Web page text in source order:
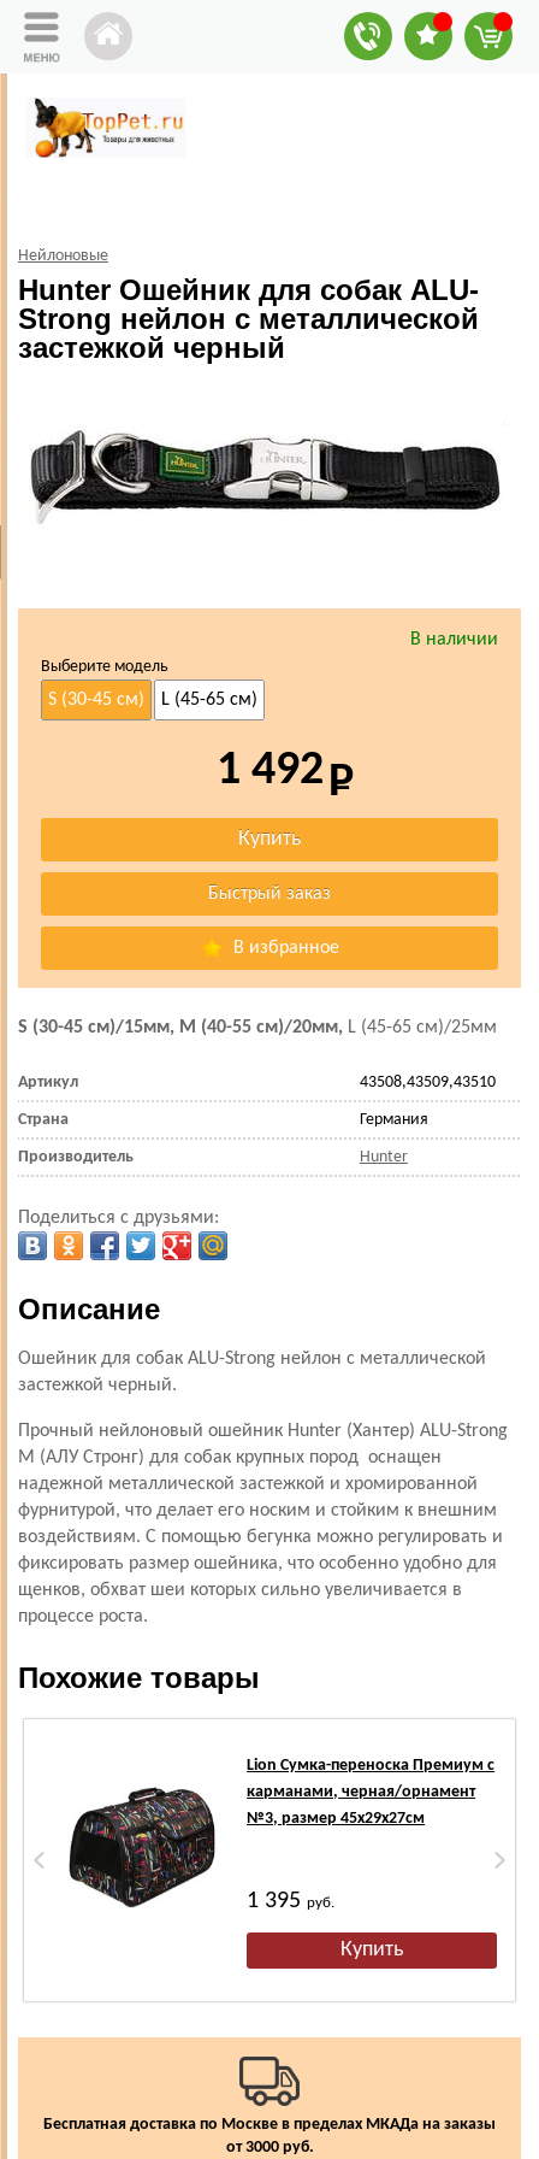
Нейлоновые
Hunter Ошейник для собак ALU-
Strong нейлон с металлической
застежкой черный
В наличии
Выберите модель
S (30-45 см) L (45-65 см)
1 492
В избранное
S (30-45 см)/15мм, M (40-55 см)/20мм, L (45-65 см)/25мм
Артикул 43508,43509,43510
Страна Германия
Производитель Hunter
Поделиться с друзьями:
Описание
Ошейник для собак ALU-Strong нейлон с металлической
застежкой черный.
Прочный нейлоновый ошейник Hunter (Хантер) ALU-Strong
М (АЛУ Стронг) для собак крупных пород оснащен
надежной металлической застежкой и хромированной
фурнитурой, что делает его носким и стойким к внешним
воздействиям. С помощью бегунка можно регулировать и
фиксировать размер ошейника, что особенно удобно для
щенков, обхват шеи которых сильно увеличивается в
процессе роста.
Похожие товары
Lion Сумка-переноска Премиум с
карманами, черная/орнамент
№3, размер 45х29х27см
1 395руб.
Бесплатная доставка по Москве в пределах МКАДа на заказы
от 3000 руб.